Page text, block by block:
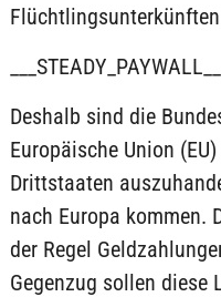
___STEADY_PAYWALL___
Deshalb sind die
Europäische Union
Drittstaaten
nach Europa kommen.
der Regel
Gegenzug sollen diese